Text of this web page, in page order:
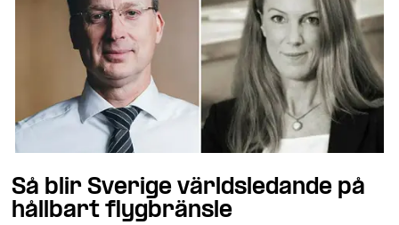
Så blir Sverige världsledande på
hållbart flygbränsle